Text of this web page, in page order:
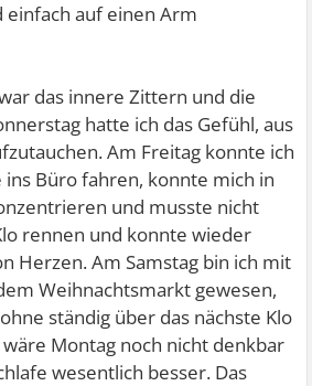
einfach auf einen Arm
das innere Zittern und die
hatte ich das Gefühl, aus
Am Freitag konnte ich
ins Büro fahren, konnte mich in
und musste nicht
rennen und konnte wieder
Herzen. Am Samstag bin ich mit
Weihnachtsmarkt gewesen,
ständig über das nächste Klo
Montag noch nicht denkbar
wesentlich besser. Das